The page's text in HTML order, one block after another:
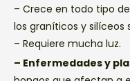
– Crece en todo tipo
los graníticos y silíceos
– Requiere mucha luz.
– Enfermedades y